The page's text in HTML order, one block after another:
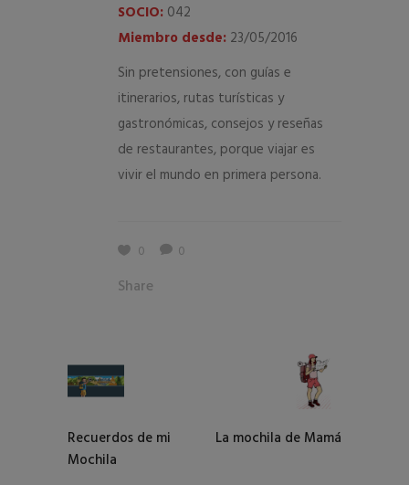
SOCIO: 042
Miembro desde: 23/05/2016
Sin pretensiones, con guías e
itinerarios, rutas turísticas y
gastronómicas, consejos y reseñas
de restaurantes, porque viajar es
vivir el mundo en primera persona.
0 0
Share
Recuerdos de mi
Mochila
La mochila de Mamá